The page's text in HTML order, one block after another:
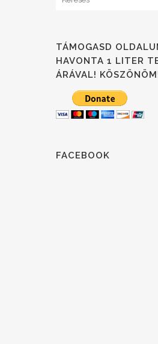
TÁMOGASD
HAVONTA 1 LITER
ÁRÁVAL!
FACEBOOK